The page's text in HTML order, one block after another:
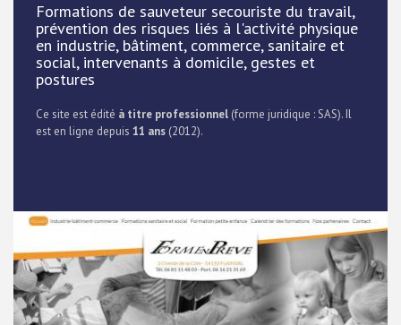
Formations de sauveteur secouriste du travail,
prévention des risques liés à l'activité physique
en industrie, bâtiment, commerce, sanitaire et
social, intervenants à domicile, gestes et
postures
Ce site est édité à titre professionnel (forme juridique : SAS). Il
est en ligne depuis 11 ans (2012).